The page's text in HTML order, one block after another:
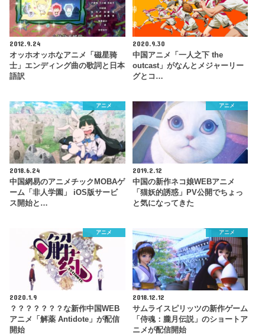
2012.9.24
オッホオッホなアニメ「磁星骑
士」エンディング曲の歌詞と日本
語訳
2020.9.30
中国アニメ「一人之下 the
outcast」がなんとメジャーリー
グとコ…
アニメ
2018.6.24
中国網易のアニメチックMOBAゲ
ーム「非人学園」 iOS版サービ
ス開始と…
アニメ
2019.2.12
中国の新作ネコ娘WEBアニメ
「猫妖的誘惑」PV公開でちょっ
と気になってきた
アニメ
2020.1.9
？？？？？？？な新作中国WEB
アニメ「解薬 Antidote」が配信
開始
アニメ
2018.12.12
サムライスピリッツの新作ゲーム
「侍魂：朧月伝説」のショートア
ニメが配信開始